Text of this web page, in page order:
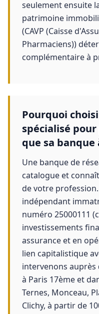
seulement ensuite
patrimoine
(CAVP (Caisse
Pharmaciens))
complémentaire à
Pourquoi
spécialisé
que sa banque
Une banque de
catalogue et
de votre
indépendant
numéro 25000111
investissements
assurance et en
lien capitalistique
intervenons auprès
à Paris 17ème et
Ternes, Monceau,
Clichy, à partir de